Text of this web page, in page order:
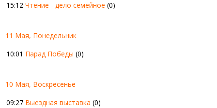
15:12 Чтение - дело семейное (0)
11 Мая, Понедельник
10:01 Парад Победы (0)
10 Мая, Воскресенье
09:27 Выездная выставка (0)